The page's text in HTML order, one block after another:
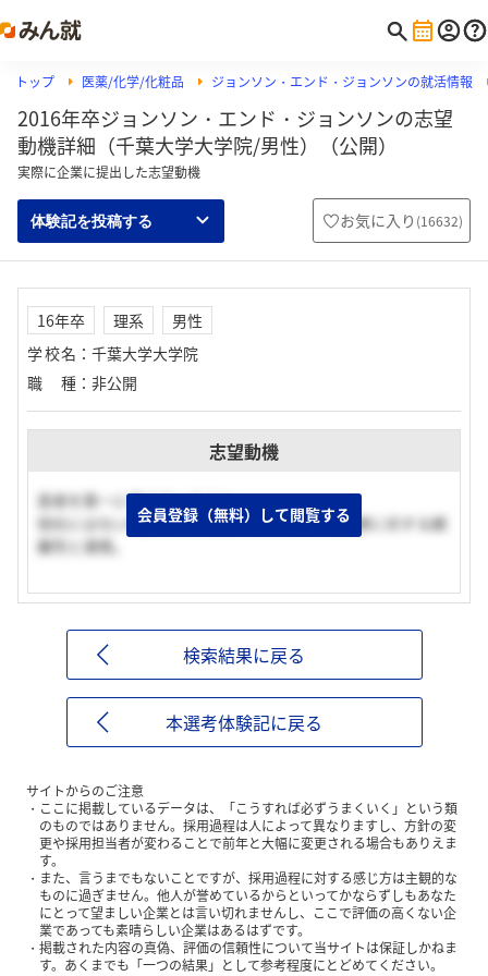
トップ 医薬/化学/化粧品 ジョンソン・エンド・ジョンソンの就活情報
2016年卒ジョンソン・エンド・ジョンソンの志望
動機詳細（千葉大学大学院/男性）（公開）
実際に企業に提出した志望動機
体験記を投稿する お気に入り (16632)
16年卒 理系
男性
学校名 ： 千葉大学大学院
職種 ： 非公開
志望動機
患者を第一に考えていること。
他社にはない範囲の広さを持つ、グループの医療に対する網
羅性と連携。
会員登録（無料）して閲覧する
検索結果に戻る
本選考体験記に戻る
サイトからのご注意
ここに掲載しているデータは、「こうすれば必ずうまくいく」という類
のものではありません。採用過程は人によって異なりますし、方針の変
更や採用担当者が変わることで前年と大幅に変更される場合もありえま
す。
また、言うまでもないことですが、採用過程に対する感じ方は主観的な
ものに過ぎません。他人が誉めているからといってかならずしもあなた
にとって望ましい企業とは言い切れませんし、ここで評価の高くない企
業であっても素晴らしい企業はあるはずです。
掲載された内容の真偽、評価の信頼性について当サイトは保証しかねま
す。あくまでも「一つの結果」として参考程度にとどめてください。